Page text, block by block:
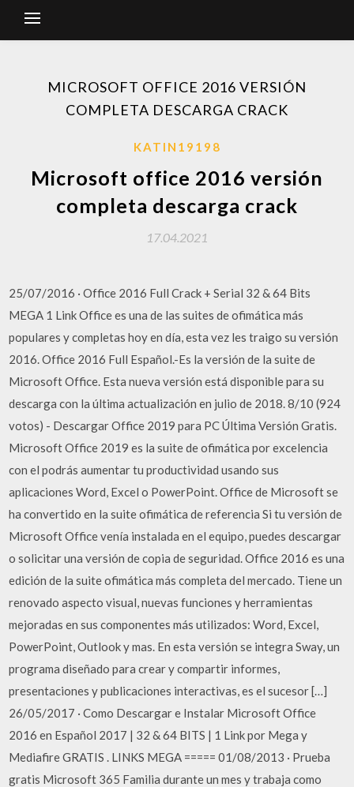
MICROSOFT OFFICE 2016 VERSIÓN
COMPLETA DESCARGA CRACK
KATIN19198
Microsoft office 2016 versión
completa descarga crack
17.04.2021
25/07/2016 · Office 2016 Full Crack + Serial 32 & 64 Bits
MEGA 1 Link Office es una de las suites de ofimática más
populares y completas hoy en día, esta vez les traigo su versión
2016. Office 2016 Full Español.-Es la versión de la suite de
Microsoft Office. Esta nueva versión está disponible para su
descarga con la última actualización en julio de 2018. 8/10 (924
votos) - Descargar Office 2019 para PC Última Versión Gratis.
Microsoft Office 2019 es la suite de ofimática por excelencia
con el podrás aumentar tu productividad usando sus
aplicaciones Word, Excel o PowerPoint. Office de Microsoft se
ha convertido en la suite ofimática de referencia Si tu versión de
Microsoft Office venía instalada en el equipo, puedes descargar
o solicitar una versión de copia de seguridad. Office 2016 es una
edición de la suite ofimática más completa del mercado. Tiene un
renovado aspecto visual, nuevas funciones y herramientas
mejoradas en sus componentes más utilizados: Word, Excel,
PowerPoint, Outlook y mas. En esta versión se integra Sway, un
programa diseñado para crear y compartir informes,
presentaciones y publicaciones interactivas, es el sucesor […]
26/05/2017 · Como Descargar e Instalar Microsoft Office
2016 en Español 2017 | 32 & 64 BITS | 1 Link por Mega y
Mediafire GRATIS . LINKS MEGA ===== 01/08/2013 · Prueba
gratis Microsoft 365 Familia durante un mes y trabaja como